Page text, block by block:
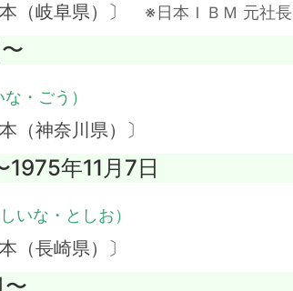
本（岐阜県）〕 ※日本ＩＢＭ 元社長
な・ごう）
（神奈川県）〕
年11月7日
しいな・としお）
（長崎県）〕